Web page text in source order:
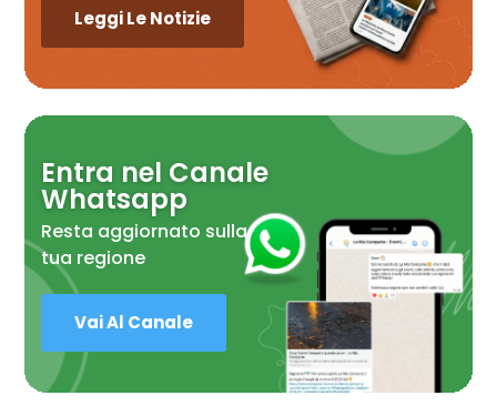
Leggi Le Notizie
Entra nel Canale
Whatsapp
Resta aggiornato sulla
tua regione
Vai Al Canale